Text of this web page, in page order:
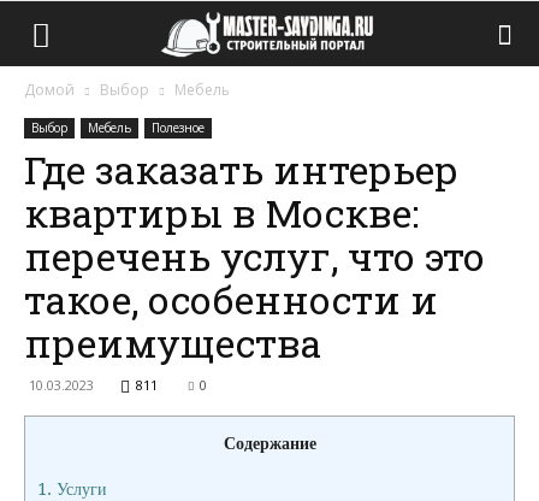
Домой Выбор Мебель
Выбор Мебель Полезное
Где заказать интерьер
квартиры в Москве:
перечень услуг, что это
такое, особенности и
преимущества
10.03.2023 811 0
Содержание
1. Услуги